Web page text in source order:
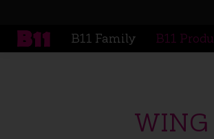
B11 Family B11
WING